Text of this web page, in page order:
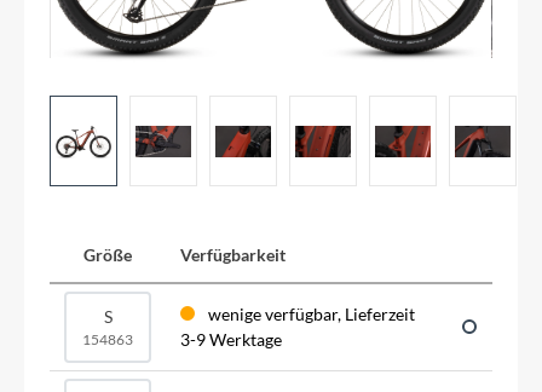
Größe Verfügbarkeit
S
154863
wenige verfügbar, Lieferzeit
3-9 Werktage